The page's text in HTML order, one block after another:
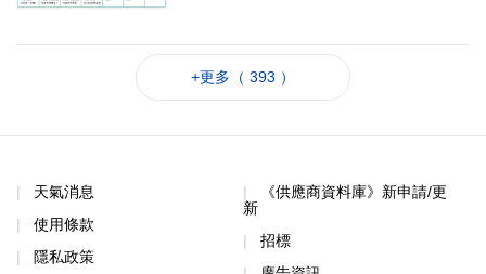
+更多（ 393 ）
天氣消息
使用條款
隱私政策
《供應商資料庫》新申請/更
新
招標